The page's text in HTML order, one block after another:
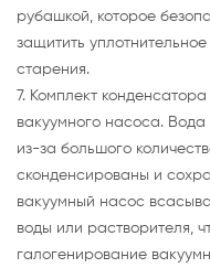
рубашкой, которое
защитить
старения.
7. Комплект
вакуумного насоса.
из-за большого
сконденсированы и
вакуумный насос
воды или растворителя,
галогенирование